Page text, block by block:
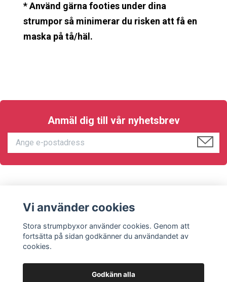
* Använd gärna footies under dina
strumpor så minimerar du risken att få en
maska på tå/häl.
Anmäl dig till vår nyhetsbrev
Sociala medier
Vi använder cookies
Stora strumpbyxor använder cookies. Genom att
fortsätta på sidan godkänner du användandet av
cookies.
Godkänn alla